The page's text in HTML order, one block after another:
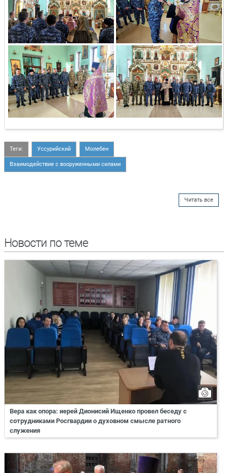
Теги: Уссурийский Молебен
Взаимодействие с вооруженными силами
Читать все
Новости по теме
Вера как опора: иерей Дионисий Ищенко провел беседу с
сотрудниками Росгвардии о духовном смысле ратного
служения